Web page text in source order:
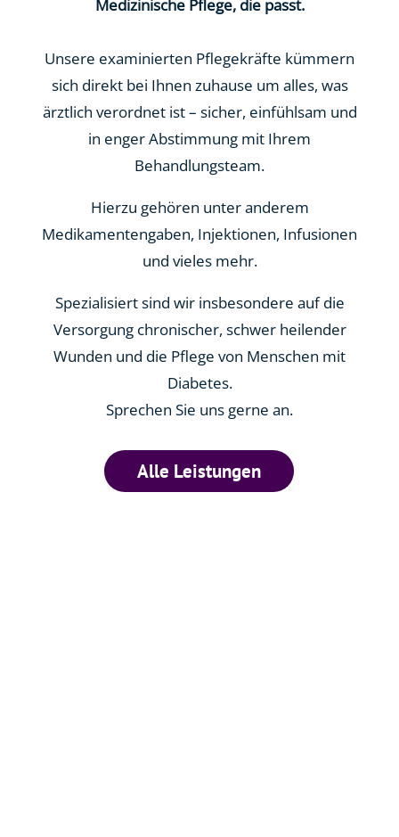
Medizinische Pflege, die passt.
Unsere examinierten Pflegekräfte kümmern
sich direkt bei Ihnen zuhause um alles, was
ärztlich verordnet ist – sicher, einfühlsam und
in enger Abstimmung mit Ihrem
Behandlungsteam.
Hierzu gehören unter anderem
Medikamentengaben, Injektionen, Infusionen
und vieles mehr.
Spezialisiert sind wir insbesondere auf die
Versorgung chronischer, schwer heilender
Wunden und die Pflege von Menschen mit
Diabetes.
Sprechen Sie uns gerne an.
Alle Leistungen